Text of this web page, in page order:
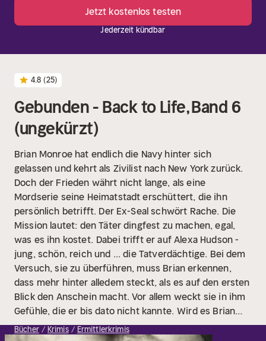
Jetzt kostenlos testen
Jederzeit kündbar
4.8 (25)
Gebunden - Back to Life, Band 6
(ungekürzt)
Brian Monroe hat endlich die Navy hinter sich
gelassen und kehrt als Zivilist nach New York zurück.
Doch der Frieden währt nicht lange, als eine
Mordserie seine Heimatstadt erschüttert, die ihn
persönlich betrifft. Der Ex-Seal schwört Rache. Die
Mission lautet: den Täter dingfest zu machen, egal,
was es ihn kostet. Dabei trifft er auf Alexa Hudson -
jung, schön, reich und ... die Tatverdächtige. Bei dem
Versuch, sie zu überführen, muss Brian erkennen,
dass mehr hinter alledem steckt, als es auf den ersten
Blick den Anschein macht. Vor allem weckt sie in ihm
Gefühle, die er bis dato nicht kannte. Wird es Brian
gelingen, die Wahrheit ans Licht zu bringen? Ist er in
Bücher Krimis Ermittlerkrimis